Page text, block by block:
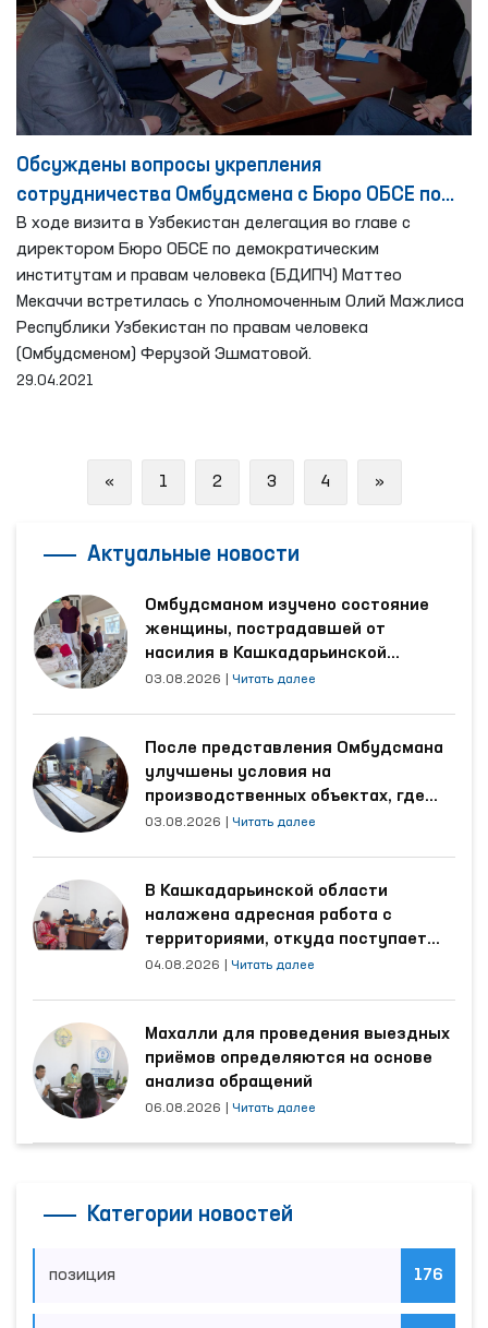
Обсуждены вопросы укрепления
сотрудничества Омбудсмена с Бюро ОБСЕ по
демократическим институтам и правам
человека
В ходе визита в Узбекистан делегация во главе с
директором Бюро ОБСЕ по демократическим
институтам и правам человека (БДИПЧ) Маттео
Мекаччи встретилась с Уполномоченным Олий Мажлиса
Республики Узбекистан по правам человека
(Омбудсменом) Ферузой Эшматовой.
29.04.2021
«Previous
1 2 3 4 »Next
Актуальные новости
Омбудсманом изучено состояние
женщины, пострадавшей от
насилия в Кашкадарьинской
области
03.08.2026 Читать далее
После представления Омбудсмана
улучшены условия на
производственных объектах, где
трудятся осуждённые
03.08.2026 Читать далее
В Кашкадарьинской области
налажена адресная работа с
территориями, откуда поступает
наибольшее количество обращений
04.08.2026 Читать далее
Махалли для проведения выездных
приёмов определяются на основе
анализа обращений
06.08.2026 Читать далее
Категории новостей
позиция 176